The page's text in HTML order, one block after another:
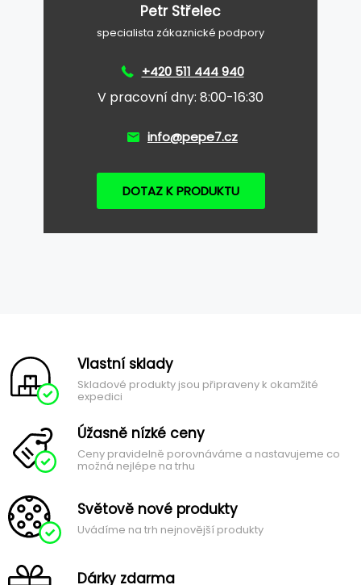
Petr Střelec
specialista zákaznické podpory
+420 511 444 940
V pracovní dny: 8:00-16:30
info@pepe7.cz
DOTAZ K PRODUKTU
Vlastní sklady
Skladové produkty jsou připraveny k okamžité
expedici
Úžasně nízké ceny
Ceny pravidelně porovnáváme a nastavujeme co
možná nejlépe na trhu
Světově nové produkty
Uvádíme na trh nejnovější produkty
Dárky zdarma